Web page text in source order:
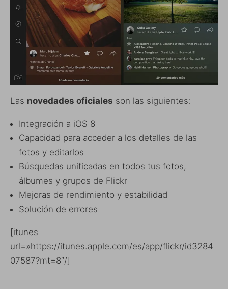
Las novedades oficiales son las siguientes:
Integración a iOS 8
Capacidad para acceder a los detalles de las
fotos y editarlos
Búsquedas unificadas en todos tus fotos,
álbumes y grupos de Flickr
Mejoras de rendimiento y estabilidad
Solución de errores
[itunes
url=»https://itunes.apple.com/es/app/flickr/id3284
07587?mt=8″/]